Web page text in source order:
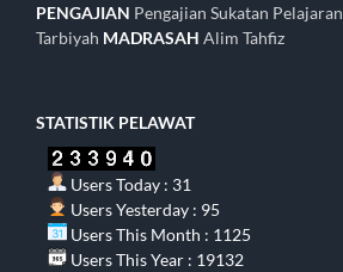
PENGAJIAN Pengajian Sukatan Pelajaran
Tarbiyah MADRASAH Alim Tahfiz
STATISTIK PELAWAT
Users Today : 31
Users Yesterday : 95
Users This Month : 1125
Users This Year : 19132